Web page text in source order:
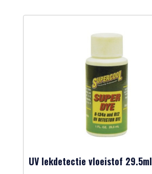
UV lekdetectie vloeistof 29.5ml